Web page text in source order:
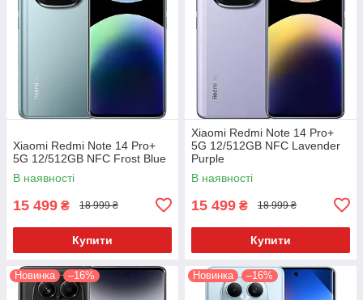
Xiaomi Redmi Note 14 Pro+
5G 12/512GB NFC Frost Blue
В наявності
15 499 ₴ 18 999 ₴
Купити
Xiaomi Redmi Note 14 Pro+
5G 12/512GB NFC Lavender
Purple
В наявності
15 499 ₴ 18 999 ₴
Купити
Новинка –16% Новинка –16%